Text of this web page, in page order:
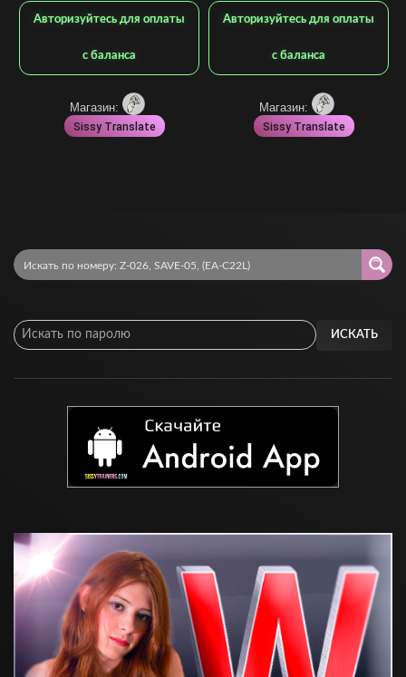
Авторизуйтесь для оплаты
с баланса
Магазин:
Sissy Translate
Авторизуйтесь для оплаты
с баланса
Магазин:
Sissy Translate
ИСКАТЬ